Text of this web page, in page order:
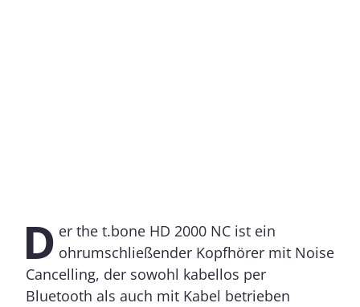
D er the t.bone HD 2000 NC ist ein
ohrumschließender Kopfhörer mit Noise
Cancelling, der sowohl kabellos per
Bluetooth als auch mit Kabel betrieben